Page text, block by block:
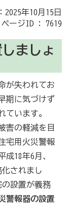
2025年10月15日
ページID :7619
ましょ
が失われてお
期に気づけず
ています。
害の軽減を目
宅用火災警報
18年6月、
されまし
の設置が義務
警報器の設置